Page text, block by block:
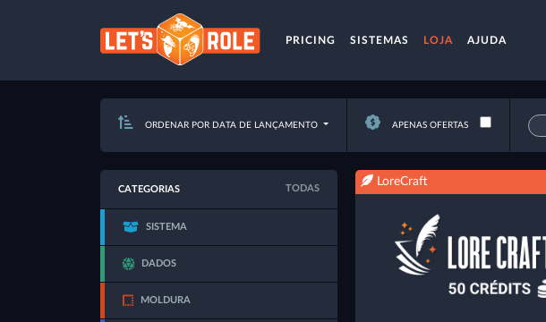
PRICING SISTEMAS LOJA AJUDA
ORDENAR POR DATA DE LANÇAMENTO APENAS OFERTAS
CATEGORIAS TODAS
SISTEMA
DADOS
MOLDURA
LoreCraft